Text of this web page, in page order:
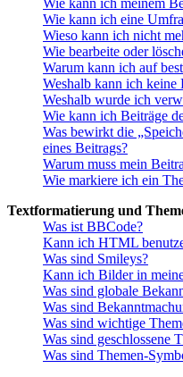
Wie kann ich meinem
Wie kann ich eine
Wieso kann ich nicht
Wie bearbeite oder
Warum kann ich auf
Weshalb kann ich keine
Weshalb wurde ich
Wie kann ich Beiträge
Was bewirkt die
eines Beitrags?
Warum muss mein
Wie markiere ich ein
Textformatierung und
Was ist BBCode?
Kann ich HTML
Was sind Smileys?
Kann ich Bilder in
Was sind globale
Was sind
Was sind wichtige
Was sind geschlossene
Was sind Themen-